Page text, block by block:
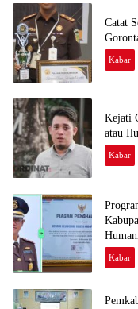
Catat
Kabar
Kejati
atau
Kabar
Kabar